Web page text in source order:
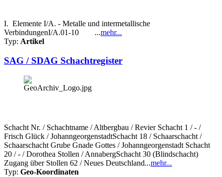
I. Elemente I/A. - Metalle und intermetallische
VerbindungenI/A.01-10 ...mehr...
Typ: Artikel
SAG / SDAG Schachtregister
Schacht Nr. / Schachtname / Altbergbau / Revier Schacht 1 / - /
Frisch Glück / JohanngeorgenstadtSchacht 18 / Schaarschacht /
Schaarschacht Grube Gnade Gottes / Johanngeorgenstadt Schacht
20 / - / Dorothea Stollen / AnnabergSchacht 30 (Blindschacht)
Zugang über Stollen 62 / Neues Deutschland...mehr...
Typ: Geo-Koordinaten